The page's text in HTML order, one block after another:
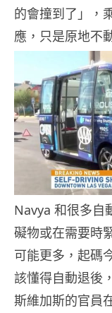
的會撞到了」，
應，只是原地不
Navya 和很多自
礙物或在需要時
可能更多，起碼
該懂得自動退後
斯維加斯的官員